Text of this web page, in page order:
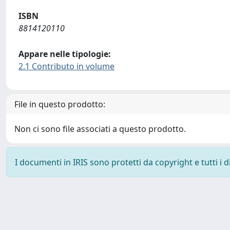
ISBN
8814120110
Appare nelle tipologie:
2.1 Contributo in volume
File in questo prodotto:
Non ci sono file associati a questo prodotto.
I documenti in IRIS sono protetti da copyright e tutti i